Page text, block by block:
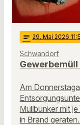
notes 29. Mai 2026
Schwandorf
Am
Müllbunker mit
in Brand